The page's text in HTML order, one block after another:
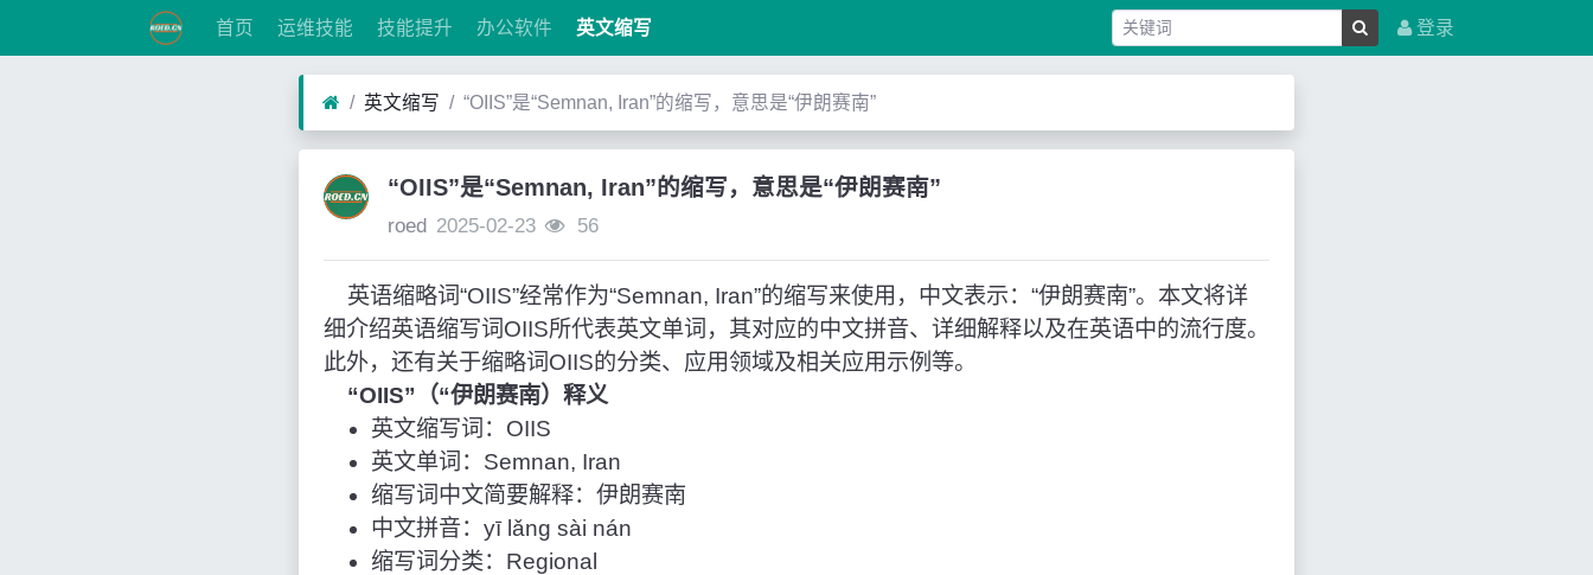
首页 运维技能 技能提升 办公软件 英文缩写 登录
英文缩写 “OIIS”是“Semnan, Iran”的缩写，意思是“伊朗赛南”
“OIIS”是“Semnan, Iran”的缩写，意思是“伊朗赛南”
roed 2025-02-23 56
英语缩略词“OIIS”经常作为“Semnan, Iran”的缩写来使用，中文表示：“伊朗赛南”。本文将详
细介绍英语缩写词OIIS所代表英文单词，其对应的中文拼音、详细解释以及在英语中的流行度。
此外，还有关于缩略词OIIS的分类、应用领域及相关应用示例等。
“OIIS”（“伊朗赛南）释义
英文缩写词：OIIS
英文单词：Semnan, Iran
缩写词中文简要解释：伊朗赛南
中文拼音：yī lǎng sài nán
缩写词分类：Regional